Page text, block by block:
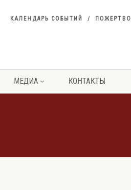
КАЛЕНДАРЬ СОБЫТИЙ
МЕДИА КОНТАКТЫ